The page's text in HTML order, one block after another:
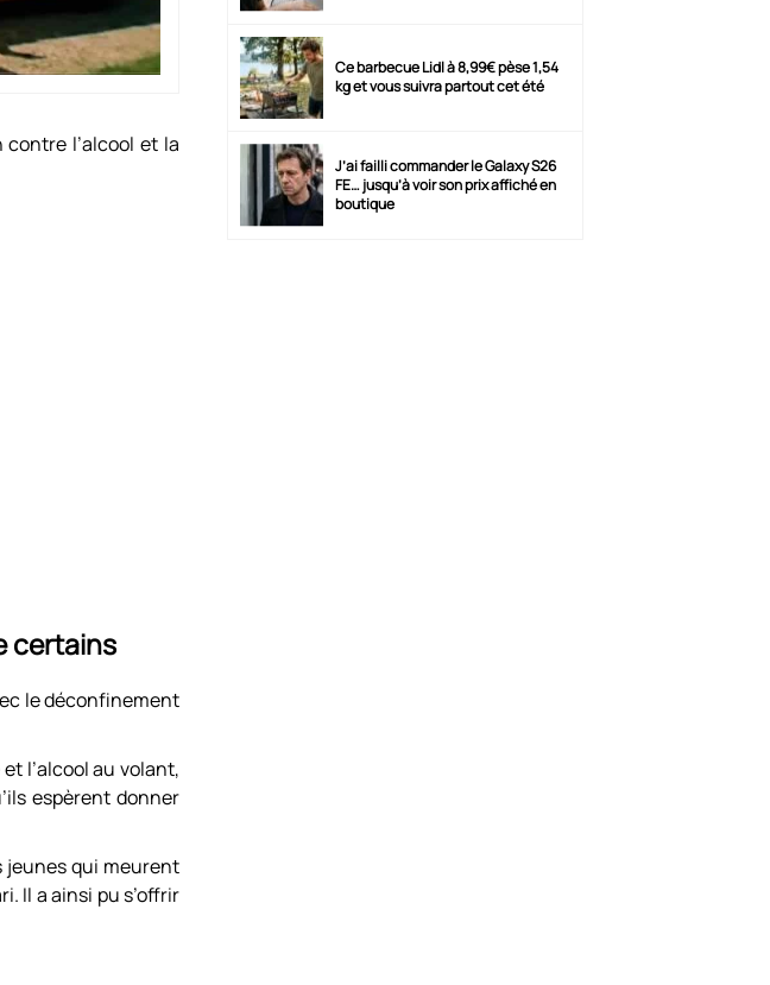
l’alcool et la
certains
le déconfinement
l’alcool au volant,
espèrent donner
jeunes qui meurent
Il a ainsi pu s’offrir
Ce barbecue Lidl à 8,99€ pèse 1,54
kg et vous suivra partout cet été
J’ai failli commander le Galaxy S26
FE… jusqu’à voir son prix affiché en
boutique